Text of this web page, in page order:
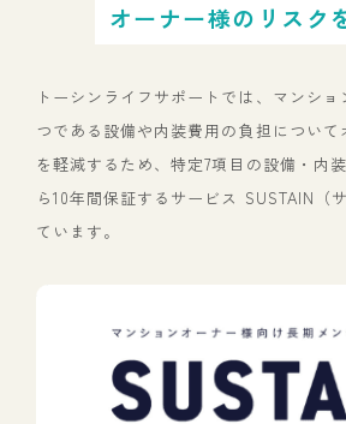
オーナー様のリスク
トーシンライフサポートでは、マンシ
つである設備や内装費用の負担につい
を軽減するため、特定7項目の設備・内
ら10年間保証するサービス SUSTAIN（
ています。